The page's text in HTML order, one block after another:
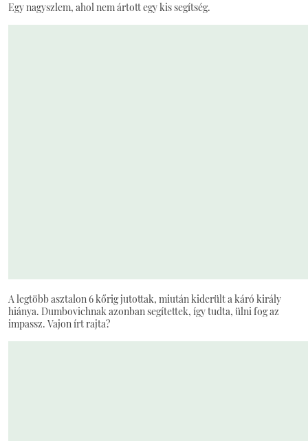
Egy nagyszlem, ahol nem ártott egy kis segítség.
A legtöbb asztalon 6 kőrig jutottak, miután kiderült a káró király
hiánya. Dumbovichnak azonban segítettek, így tudta, ülni fog az
impassz. Vajon írt rajta?